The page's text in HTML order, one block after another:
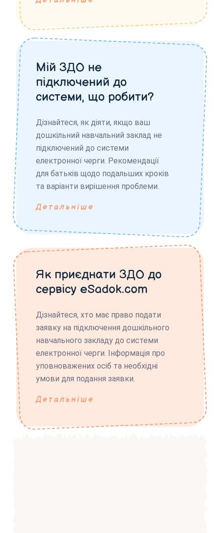
Мій ЗДО не
підключений до
системи, що робити?
Дізнайтеся, як діяти, якщо ваш
дошкільний навчальний заклад не
підключений до системи
електронної черги. Рекомендації
для батьків щодо подальших кроків
та варіанти вирішення проблеми.
Детальніше
Як приєднати ЗДО до
сервісу eSadok.com
Дізнайтеся, хто має право подати
заявку на підключення дошкільного
навчального закладу до системи
електронної черги. Інформація про
уповноважених осіб та необхідні
умови для подання заявки.
Детальніше